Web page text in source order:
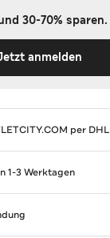
30-70% sparen.
anmelden
per DHL
1-3 Werktagen